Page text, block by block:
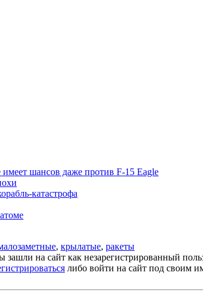
шансов даже против F-15 Eagle
катастрофа
, крылатые, ракеты
на сайт как незарегистрированный
либо войти на сайт под своим